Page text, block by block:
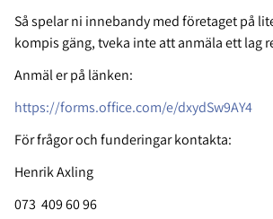
Så spelar ni innebandy med företaget på
kompis gäng, tveka inte att anmäla ett lag
Anmäl er på länken:
https://forms.office.com/e/dxydSw9AY4
För frågor och funderingar kontakta:
Henrik Axling
073 409 60 96